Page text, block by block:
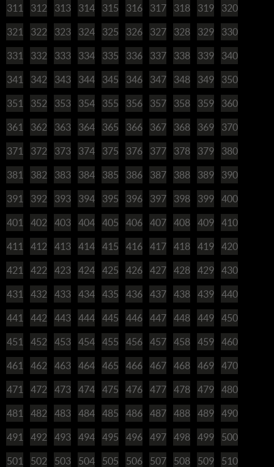
311 312 313 314 315 316 317 318 319 320
321 322 323 324 325 326 327 328 329 330
331 332 333 334 335 336 337 338 339 340
341 342 343 344 345 346 347 348 349 350
351 352 353 354 355 356 357 358 359 360
361 362 363 364 365 366 367 368 369 370
371 372 373 374 375 376 377 378 379 380
381 382 383 384 385 386 387 388 389 390
391 392 393 394 395 396 397 398 399 400
401 402 403 404 405 406 407 408 409 410
411 412 413 414 415 416 417 418 419 420
421 422 423 424 425 426 427 428 429 430
431 432 433 434 435 436 437 438 439 440
441 442 443 444 445 446 447 448 449 450
451 452 453 454 455 456 457 458 459 460
461 462 463 464 465 466 467 468 469 470
471 472 473 474 475 476 477 478 479 480
481 482 483 484 485 486 487 488 489 490
491 492 493 494 495 496 497 498 499 500
501 502 503 504 505 506 507 508 509 510